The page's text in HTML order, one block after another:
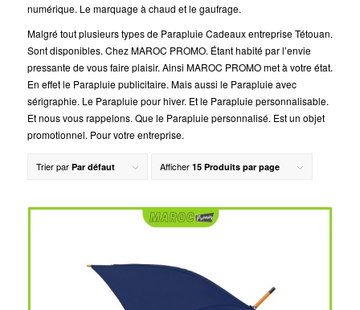
numérique. Le marquage à chaud et le gaufrage.
Malgré tout plusieurs types de Parapluie Cadeaux entreprise Tétouan.
Sont disponibles. Chez MAROC PROMO. Étant habité par l’envie
pressante de vous faire plaisir. Ainsi MAROC PROMO met à votre état.
En effet le Parapluie publicitaire. Mais aussi le Parapluie avec
sérigraphie. Le Parapluie pour hiver. Et le Parapluie personnalisable.
Et nous vous rappelons. Que le Parapluie personnalisé. Est un objet
promotionnel. Pour votre entreprise.
Trier par Par défaut Afficher 15 Produits par page